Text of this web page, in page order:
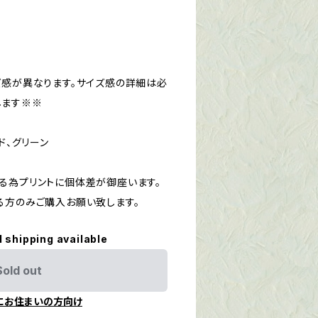
が異なります。サイズ感の詳細は必
ます※※
、グリーン
プリントに個体差が御座います。
のみご購入お願い致します。
shipping available
out
お住まいの方向け